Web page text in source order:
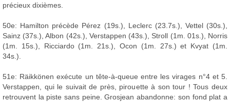
précieux dixièmes.
50e: Hamilton précède Pérez (19s.), Leclerc (23.7s.), Vettel (30s.),
Sainz (37s.), Albon (42s.), Verstappen (43s.), Stroll (1m. 01s.), Norris
(1m. 15s.), Ricciardo (1m. 21s.), Ocon (1m. 27s.) et Kvyat (1m.
34s.).
51e: Räikkönen exécute un tête-à-queue entre les virages n°4 et 5.
Verstappen, qui le suivait de près, pirouette à son tour ! Tous deux
retrouvent la piste sans peine. Grosjean abandonne: son fond plat a